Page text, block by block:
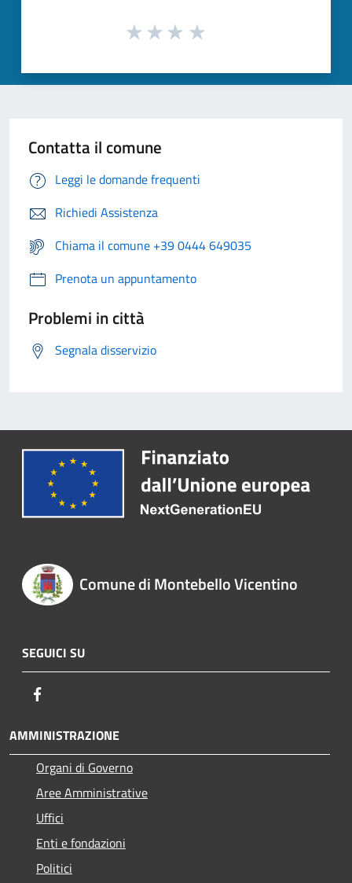
Contatta il comune
Leggi le domande frequenti
Richiedi Assistenza
Chiama il comune +39 0444 649035
Prenota un appuntamento
Problemi in città
Segnala disservizio
Comune di Montebello Vicentino
SEGUICI SU
AMMINISTRAZIONE
Organi di Governo
Aree Amministrative
Uffici
Enti e fondazioni
Politici